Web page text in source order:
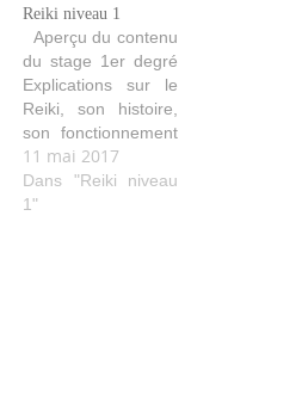
Reiki niveau 1
Aperçu du contenu
du stage 1er degré
Explications sur le
Reiki, son histoire,
son fonctionnement
(comment il agit,
purifie, aide…). Les
quatre initiations
11 mai 2017
Dans "Reiki niveau
1"